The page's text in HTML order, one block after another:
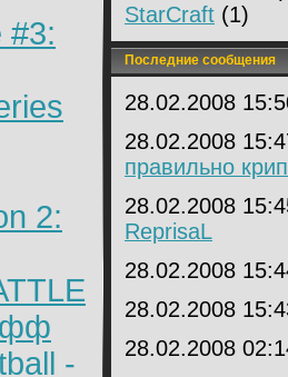
#3:
2:
-
StarCraft (1)
Последние сообщения
28.02.2008
28.02.2008
правильно
28.02.2008
ReprisaL
28.02.2008
28.02.2008
28.02.2008